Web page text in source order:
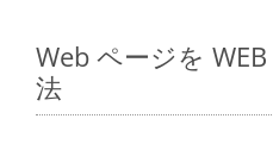
Web ページを
法